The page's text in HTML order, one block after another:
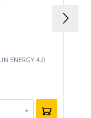
ENERGY 4.0
▾